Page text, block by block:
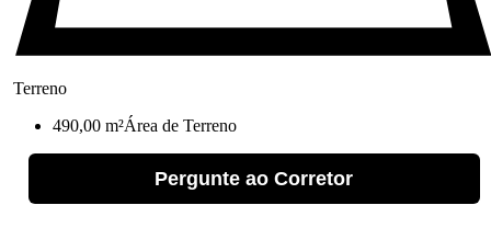
Terreno
490,00 m²Área de Terreno
Pergunte ao Corretor